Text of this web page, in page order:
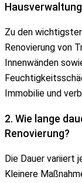
Zu den
Renovierung von
Innenwänden
Immobilie und
2. Wie lange
Renovierung?
Die Dauer variiert
Kleinere